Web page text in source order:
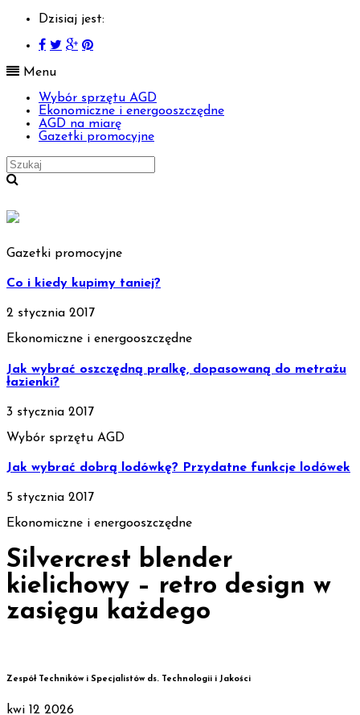
Dzisiaj jest:
Menu
Wybór sprzętu AGD
Ekonomiczne i energooszczędne
AGD na miarę
Gazetki promocyjne
Gazetki promocyjne
Co i kiedy kupimy taniej?
2 stycznia 2017
Ekonomiczne i energooszczędne
Jak wybrać oszczędną pralkę, dopasowaną do metrażu
łazienki?
3 stycznia 2017
Wybór sprzętu AGD
Jak wybrać dobrą lodówkę? Przydatne funkcje lodówek
5 stycznia 2017
Ekonomiczne i energooszczędne
Silvercrest blender
kielichowy – retro design w
zasięgu każdego
Zespół Techników i Specjalistów ds. Technologii i Jakości
kwi 12 2026